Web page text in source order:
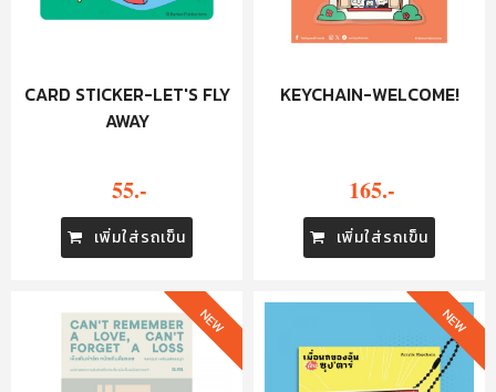
CARD STICKER-LET'S FLY
AWAY
55.-
เพิ่มใส่รถเข็น
KEYCHAIN-WELCOME!
165.-
เพิ่มใส่รถเข็น
NEW NEW